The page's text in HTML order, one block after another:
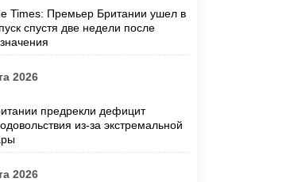
Times: Премьер Британии ушел в
спустя две недели после
2026
предрекли дефицит
из-за экстремальной
2026